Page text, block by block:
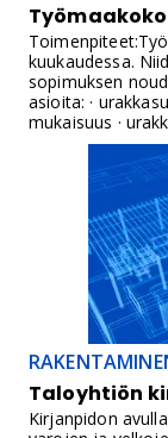
kuukaudessa.
sopimuksen
asioita: ·
mukaisuus ·
mahdolliset
suunnitelmien
urakoitsijoiden
resurssit ·
tehtävät
ja todetaan jo
puolesta
edustajille
Taloyhtiön
Kirjanpidon